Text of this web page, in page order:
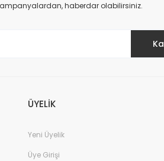
haberdar olabilirsiniz.
ÜYELİK
Yeni Üyelik
Üye Girişi